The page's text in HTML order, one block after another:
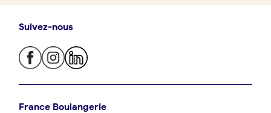
Je trouve ma boulangerie
Non, annuler
Suivez-nous
France Boulangerie